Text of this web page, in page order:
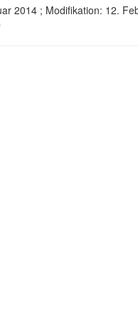
2014 ; Modifikation: 12.